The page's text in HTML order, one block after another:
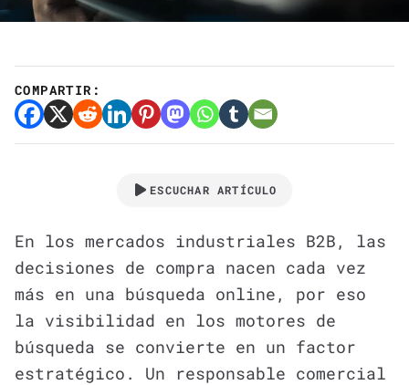
COMPARTIR:
ESCUCHAR ARTÍCULO
En los mercados industriales B2B, las
decisiones de compra nacen cada vez
más en una búsqueda online, por eso
la visibilidad en los motores de
búsqueda se convierte en un factor
estratégico. Un responsable comercial